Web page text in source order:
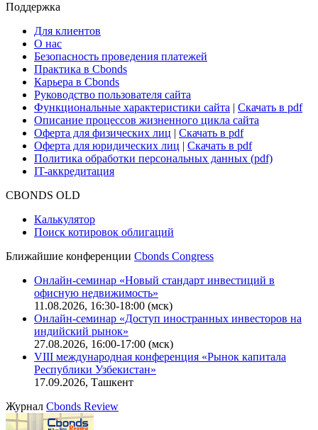
Поддержка
Для клиентов
О нас
Безопасность проведения платежей
Практика в Cbonds
Карьера в Cbonds
Руководство пользователя сайта
Функциональные характеристики сайта | Скачать в pdf
Описание процессов жизненного цикла сайта
Оферта для физических лиц | Скачать в pdf
Оферта для юридических лиц | Скачать в pdf
Политика обработки персональных данных (pdf)
IT-аккредитация
CBONDS OLD
Калькулятор
Поиск котировок облигаций
Ближайшие конференции Cbonds Congress
Онлайн-семинар «Новый стандарт инвестиций в
офисную недвижимость»
11.08.2026, 16:30-18:00 (мск)
Онлайн-семинар «Доступ иностранных инвесторов на
индийский рынок»
27.08.2026, 16:00-17:00 (мск)
VIII международная конференция «Рынок капитала
Республики Узбекистан»
17.09.2026, Ташкент
Журнал Cbonds Review